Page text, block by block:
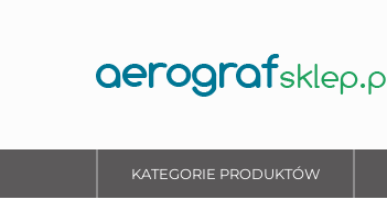
KATEGORIE PRODUKTÓW